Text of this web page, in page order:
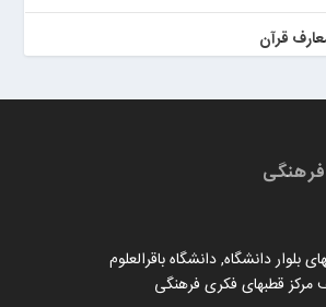
قرآن
بلوار دانشگاه, دانشگاه باقرالعلوم
مرکز قطبهای فکری فرهنگی